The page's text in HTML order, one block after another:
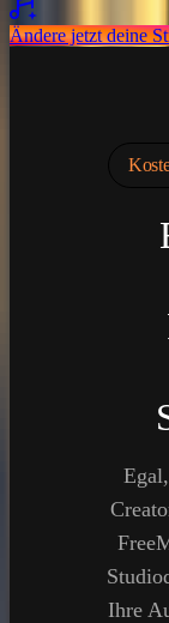
Ändere jetzt deine
Ihre